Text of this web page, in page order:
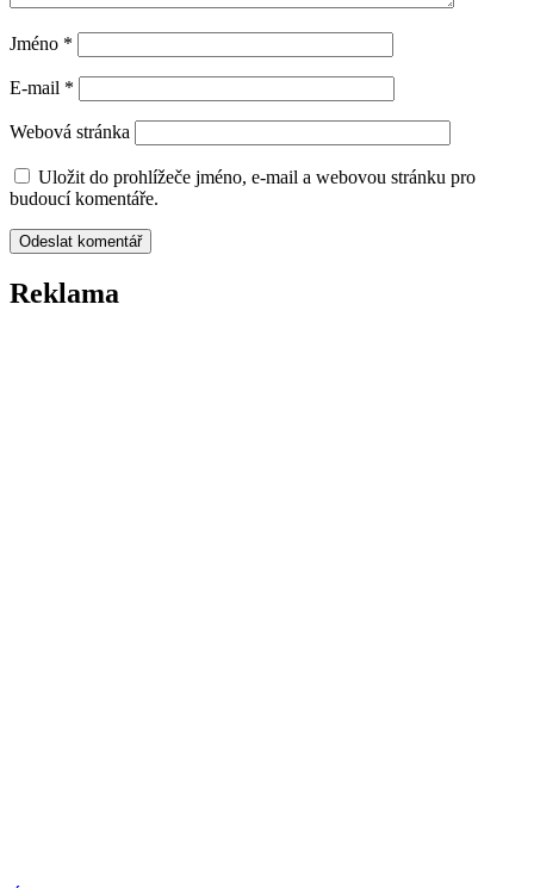
Jméno *
E-mail *
Webová stránka
Uložit do prohlížeče jméno, e-mail a webovou stránku pro
budoucí komentáře.
Reklama